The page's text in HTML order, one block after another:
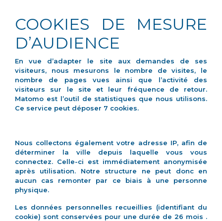
COOKIES DE MESURE
D’AUDIENCE
En vue d’adapter le site aux demandes de ses
visiteurs, nous mesurons le nombre de visites, le
nombre de pages vues ainsi que l’activité des
visiteurs sur le site et leur fréquence de retour.
Matomo est l’outil de statistiques que nous utilisons.
Ce service peut déposer 7 cookies.
Nous collectons également votre adresse IP, afin de
déterminer la ville depuis laquelle vous vous
connectez. Celle-ci est immédiatement anonymisée
après utilisation. Notre structure ne peut donc en
aucun cas remonter par ce biais à une personne
physique.
Les données personnelles recueillies (identifiant du
cookie) sont conservées pour une durée de 26 mois .